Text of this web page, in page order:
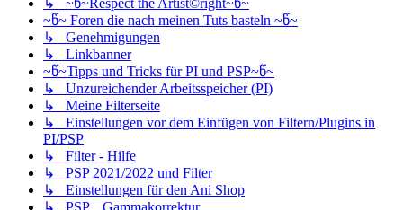
↳ ~წ~Respect the Artist©right~წ~
~წ~ Foren die nach meinen Tuts basteln ~წ~
↳ Genehmigungen
↳ Linkbanner
~წ~Tipps und Tricks für PI und PSP~წ~
↳ Unzureichender Arbeitsspeicher (PI)
↳ Meine Filterseite
↳ Einstellungen vor dem Einfügen von Filtern/Plugins in
PI/PSP
↳ Filter - Hilfe
↳ PSP 2021/2022 und Filter
↳ Einstellungen für den Ani Shop
↳ PSP....Gammakorrektur